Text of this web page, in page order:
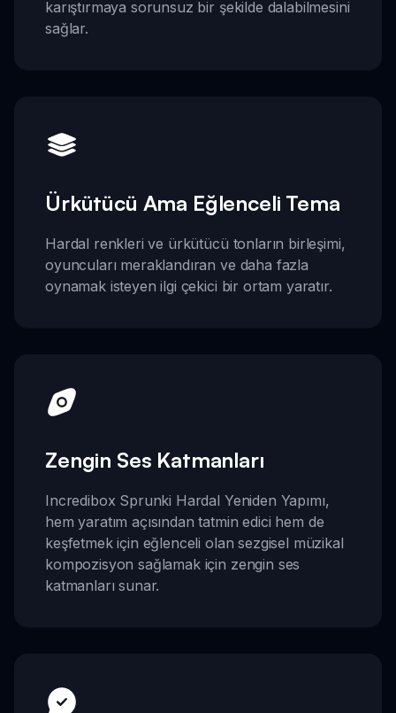
karıştırmaya sorunsuz bir şekilde dalabilmesini
sağlar.
Ürkütücü Ama Eğlenceli Tema
Hardal renkleri ve ürkütücü tonların birleşimi,
oyuncuları meraklandıran ve daha fazla
oynamak isteyen ilgi çekici bir ortam yaratır.
Zengin Ses Katmanları
Incredibox Sprunki Hardal Yeniden Yapımı,
hem yaratım açısından tatmin edici hem de
keşfetmek için eğlenceli olan sezgisel müzikal
kompozisyon sağlamak için zengin ses
katmanları sunar.